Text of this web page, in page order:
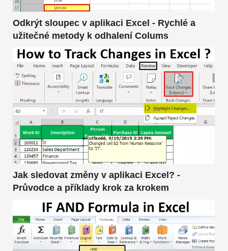
Odkrýt sloupec v aplikaci Excel - Rychlé a
užitečné metody k odhalení Colums
Jak sledovat změny v aplikaci Excel? -
Průvodce a příklady krok za krokem